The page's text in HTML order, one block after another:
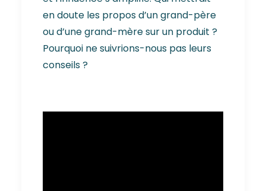
en doute les propos d’un grand-père
ou d’une grand-mère sur un produit ?
Pourquoi ne suivrions-nous pas leurs
conseils ?